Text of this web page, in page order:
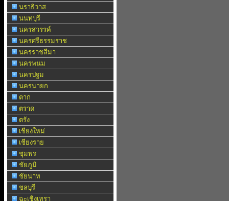
นราธิวาส
นนทบุรี
นครสวรรค์
นครศรีธรรมราช
นครราชสีมา
นครพนม
นครปฐม
นครนายก
ตาก
ตราด
ตรัง
เชียงใหม่
เชียงราย
ชุมพร
ชัยภูมิ
ชัยนาท
ชลบุรี
ฉะเชิงเทรา